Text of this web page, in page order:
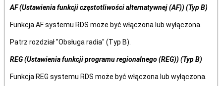
AF (Ustawienia funkcji częstotliwości alternatywnej (AF)) (Typ B)
Funkcja AF systemu RDS może być włączona lub wyłączona.
Patrz rozdział "Obsługa radia" (Typ B).
REG (Ustawienia funkcji programu regionalnego (REG)) (Typ B)
Funkcja REG systemu RDS może być włączona lub wyłączona.